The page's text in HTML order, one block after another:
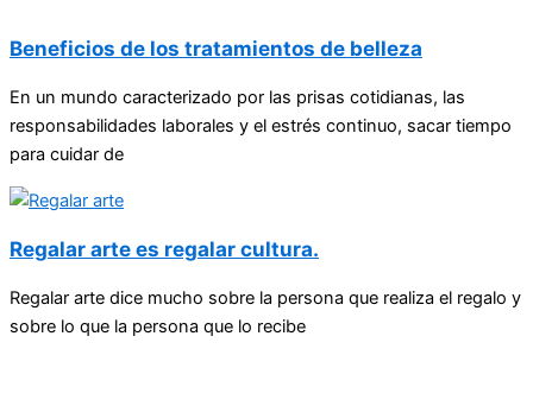
Beneficios de los tratamientos de belleza
En un mundo caracterizado por las prisas cotidianas, las
responsabilidades laborales y el estrés continuo, sacar tiempo
para cuidar de
Regalar arte es regalar cultura.
Regalar arte dice mucho sobre la persona que realiza el regalo y
sobre lo que la persona que lo recibe